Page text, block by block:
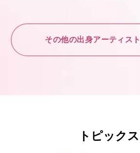
その他の出身アーティス
トピックス